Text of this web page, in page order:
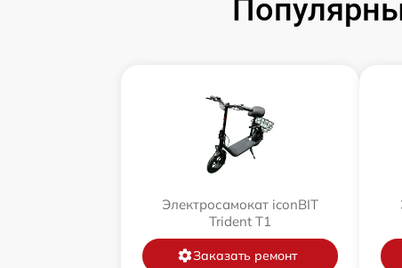
Электросамокат iconBIT
Trident T1
Заказать ремонт